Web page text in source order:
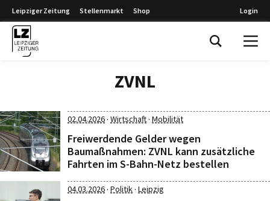
Leipziger Zeitung Stellenmarkt Shop Login
ZVNL
02.04.2026· Wirtschaft· Mobilität
Freiwerdende Gelder wegen
Baumaßnahmen: ZVNL kann zusätzliche
Fahrten im S-Bahn-Netz bestellen
04.03.2026· Politik· Leipzig